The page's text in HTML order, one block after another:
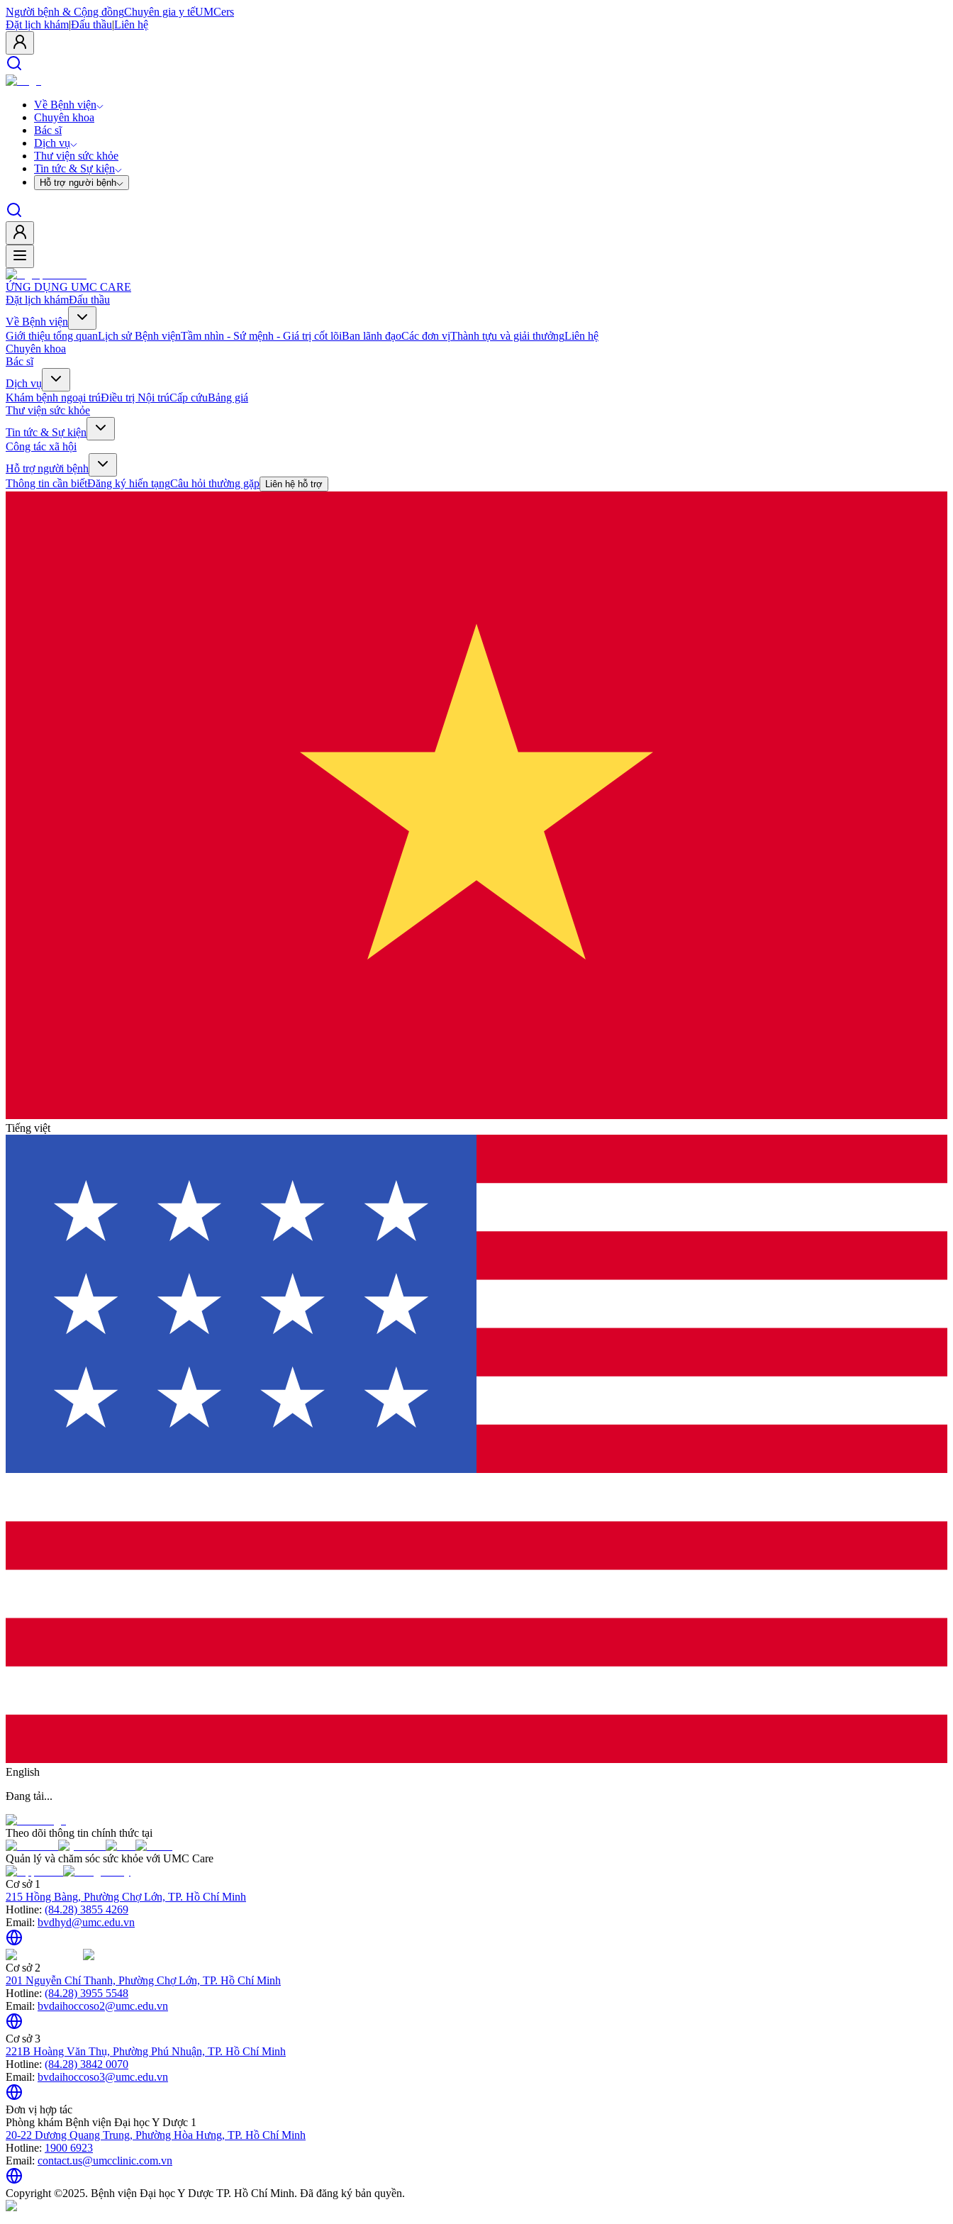
Người bệnh & Cộng đồngChuyên gia y tếUMCers
Đặt lịch khám|Đấu thầu|Liên hệ
Về Bệnh viện
Chuyên khoa
Bác sĩ
Dịch vụ
Thư viện sức khỏe
Tin tức & Sự kiện
Hỗ trợ người bệnh
ỨNG DỤNG UMC CARE
Đặt lịch khámĐấu thầu
Về Bệnh viện
Giới thiệu tổng quanLịch sử Bệnh việnTầm nhìn - Sứ mệnh - Giá trị cốt lõiBan lãnh đạoCác đơn vịThành tựu và giải thưởngLiên hệ
Chuyên khoa
Bác sĩ
Dịch vụ
Khám bệnh ngoại trúĐiều trị Nội trúCấp cứuBảng giá
Thư viện sức khỏe
Tin tức & Sự kiện
Công tác xã hội
Hỗ trợ người bệnh
Thông tin cần biếtĐăng ký hiến tạngCâu hỏi thường gặp Liên hệ hỗ trợ
Tiếng việt
English
Đang tải...
Theo dõi thông tin chính thức tại
Quản lý và chăm sóc sức khỏe với UMC Care
Cơ sở 1
215 Hồng Bàng, Phường Chợ Lớn, TP. Hồ Chí Minh
Hotline: (84.28) 3855 4269
Email: bvdhyd@umc.edu.vn
Cơ sở 2
201 Nguyễn Chí Thanh, Phường Chợ Lớn, TP. Hồ Chí Minh
Hotline: (84.28) 3955 5548
Email: bvdaihoccoso2@umc.edu.vn
Cơ sở 3
221B Hoàng Văn Thụ, Phường Phú Nhuận, TP. Hồ Chí Minh
Hotline: (84.28) 3842 0070
Email: bvdaihoccoso3@umc.edu.vn
Đơn vị hợp tác
Phòng khám Bệnh viện Đại học Y Dược 1
20-22 Dương Quang Trung, Phường Hòa Hưng, TP. Hồ Chí Minh
Hotline: 1900 6923
Email: contact.us@umcclinic.com.vn
Copyright ©2025. Bệnh viện Đại học Y Dược TP. Hồ Chí Minh. Đã đăng ký bản quyền.